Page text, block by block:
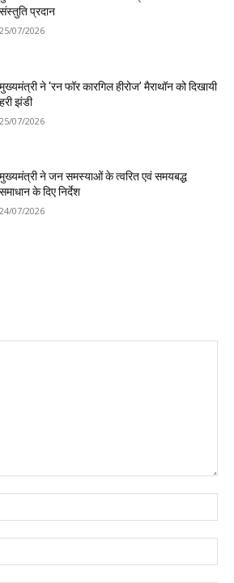
संस्तुति प्रदान
25/07/2026
मुख्यमंत्री ने ‘रन फॉर कारगिल हीरोज’ मैराथॉन को दिखायी
हरी झंडी
25/07/2026
मुख्यमंत्री ने जन समस्याओं के त्वरित एवं समयबद्ध
समाधान के दिए निर्देश
24/07/2026